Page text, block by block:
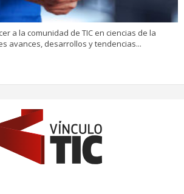
a la comunidad de TIC en ciencias de la
avances, desarrollos y tendencias...